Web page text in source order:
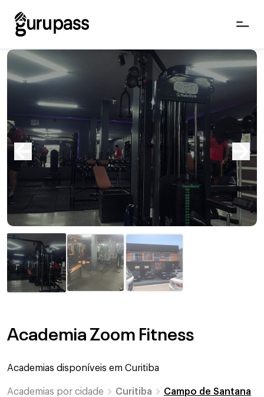
Academia Zoom Fitness
Academias disponíveis em Curitiba
Academias por cidade Curitiba Campo de Santana